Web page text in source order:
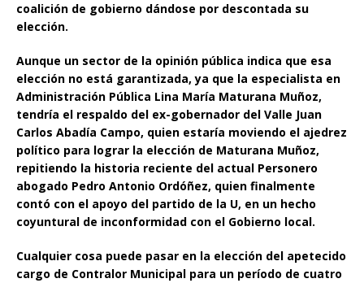
coalición de gobierno dándose por descontada su
elección.
Aunque un sector de la opinión pública indica que esa
elección no está garantizada, ya que la especialista en
Administración Pública Lina María Maturana Muñoz,
tendría el respaldo del ex-gobernador del Valle Juan
Carlos Abadía Campo, quien estaría moviendo el ajedrez
político para lograr la elección de Maturana Muñoz,
repitiendo la historia reciente del actual Personero
abogado Pedro Antonio Ordóñez, quien finalmente
contó con el apoyo del partido de la U, en un hecho
coyuntural de inconformidad con el Gobierno local.
Cualquier cosa puede pasar en la elección del apetecido
cargo de Contralor Municipal para un período de cuatro